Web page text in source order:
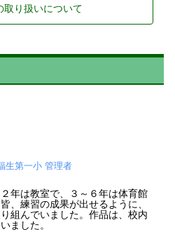
取り扱いについて
生第一小 管理者
年は教室で、３～６年は体育館
、練習の成果が出せるように、
組んでいました。作品は、校内
ました。